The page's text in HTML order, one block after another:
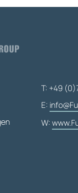
T: +49
E:
W: